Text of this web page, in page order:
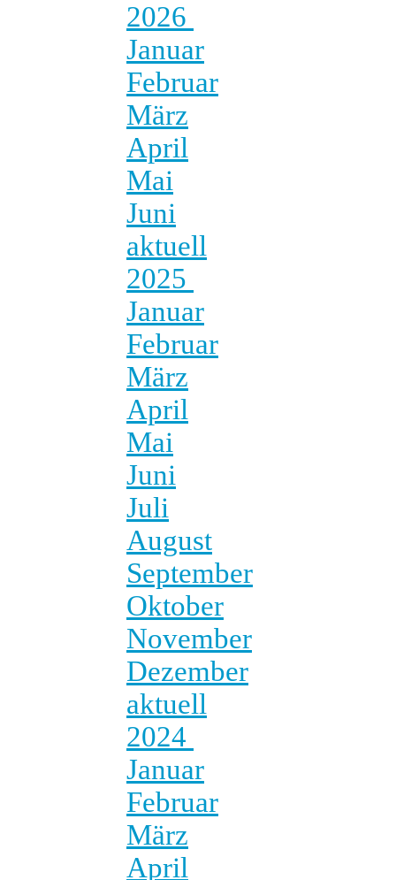
2026
Januar
Februar
März
April
Mai
Juni
aktuell
2025
Januar
Februar
März
April
Mai
Juni
Juli
August
September
Oktober
November
Dezember
aktuell
2024
Januar
Februar
März
April